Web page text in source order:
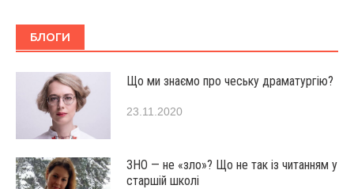
БЛОГИ
Що ми знаємо про чеську драматургію?
23.11.2020
ЗНО — не «зло»? Що не так із читанням у
старшій школі